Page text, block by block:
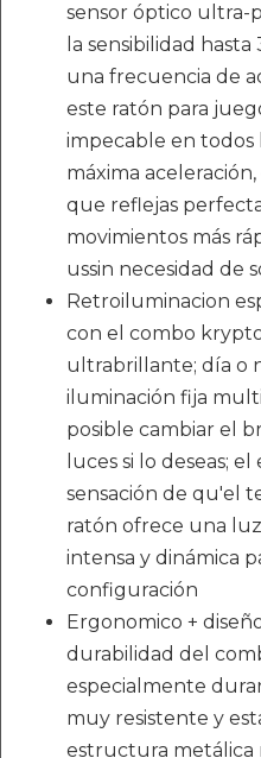
sensor óptico ultra-
la sensibilidad
una frecuencia de
este ratón para
impecable en todos
máxima
que reflejas
movimientos más
ussin necesidad de
Retroiluminacion
con el combo
ultrabrillante; día o
iluminación fija
posible cambiar el
luces si lo deseas;
sensación de qu'el
ratón ofrece una
intensa y dinámica
configuración
Ergonomico +
durabilidad del
especialmente
muy resistente y
estructura metálica